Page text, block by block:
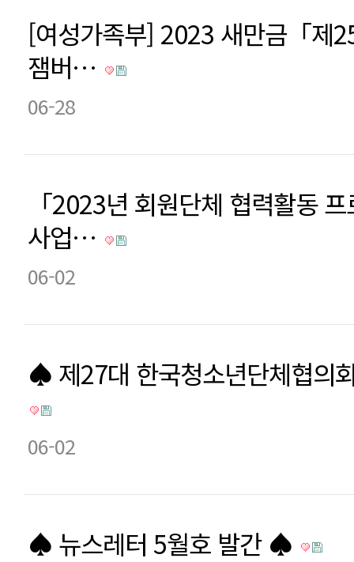
[여성가족부] 2023 새만금「제
잼버…
06-28
「2023년 회원단체 협력활동
사업…
06-02
♠ 제27대 한국청소년단체협의
06-02
♠ 뉴스레터 5월호 발간 ♠